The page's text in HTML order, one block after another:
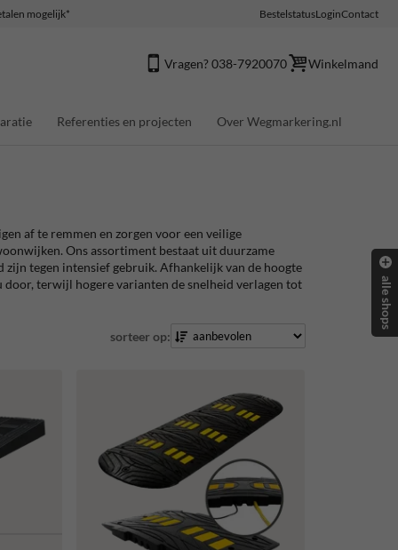
mogelijk* BestelstatusLoginContact
Vragen? 038-7920070 Winkelmand
Referenties en projecten Over Wegmarkering.nl
af te remmen en zorgen voor een veilige
Ons assortiment bestaat uit duurzame
zijn tegen intensief gebruik. Afhankelijk van de hoogte
terwijl hogere varianten de snelheid verlagen tot
sorteer op:
alle shops